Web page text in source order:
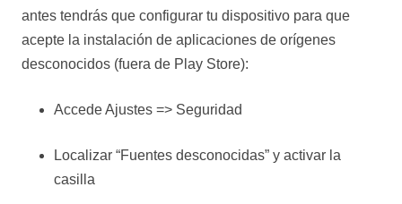
antes tendrás que configurar tu dispositivo para que
acepte la instalación de aplicaciones de orígenes
desconocidos (fuera de Play Store):
Accede Ajustes => Seguridad
Localizar “Fuentes desconocidas” y activar la
casilla